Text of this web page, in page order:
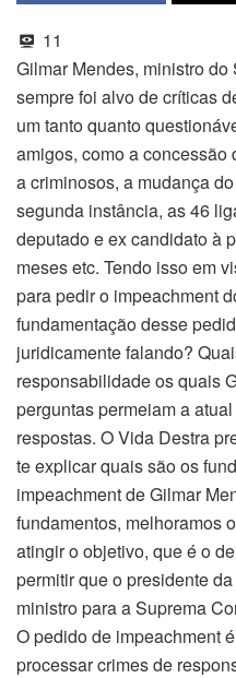
11
Gilmar Mendes, ministro
sempre foi alvo de críticas
um tanto quanto
amigos, como a
a criminosos, a mudança
segunda instância, as 46
deputado e ex candidato à
meses etc. Tendo isso em
para pedir o impeachment
fundamentação desse
juridicamente falando?
responsabilidade os quais
perguntas permeiam a
respostas. O Vida Destra
te explicar quais são os
impeachment de Gilmar
fundamentos, melhoramos
atingir o objetivo, que é o
permitir que o presidente
ministro para a Suprema
O pedido de impeachment
processar crimes de